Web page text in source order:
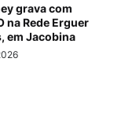
grava com
na Rede Erguer
em Jacobina